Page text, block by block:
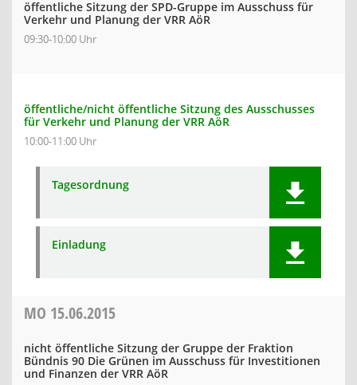
öffentliche Sitzung der SPD-Gruppe im Ausschuss für
Verkehr und Planung der VRR AöR
09:30-10:00 Uhr
öffentliche/nicht öffentliche Sitzung des Ausschusses
für Verkehr und Planung der VRR AöR
10:00-11:00 Uhr
Tagesordnung
Einladung
MO 15.06.2015
nicht öffentliche Sitzung der Gruppe der Fraktion
Bündnis 90 Die Grünen im Ausschuss für Investitionen
und Finanzen der VRR AöR